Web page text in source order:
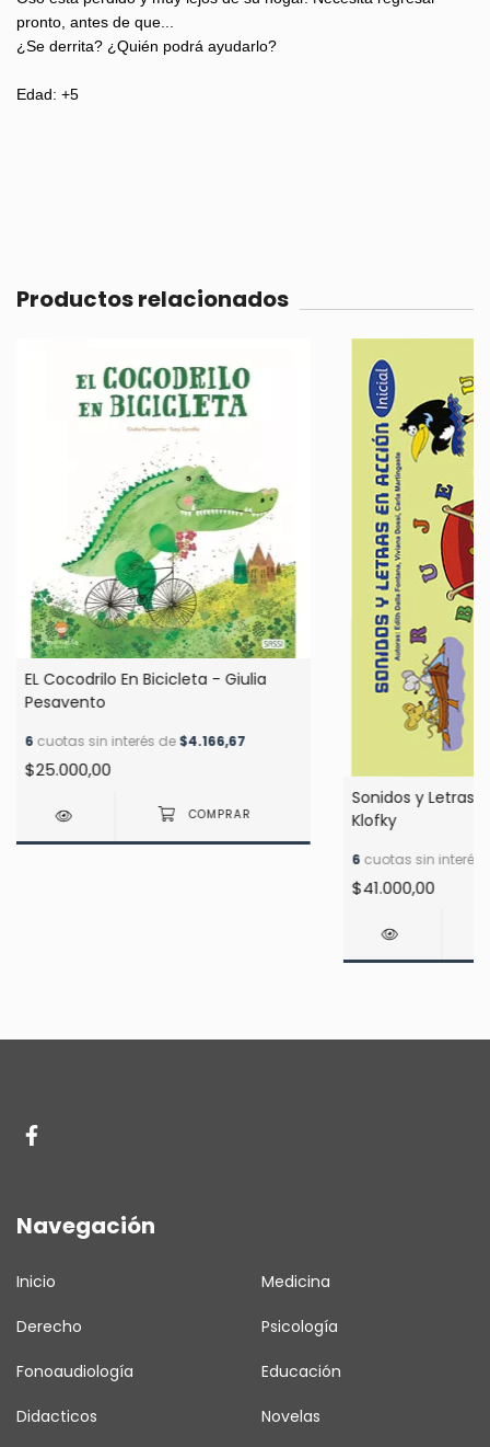
pronto, antes de que...
¿Se derrita? ¿Quién podrá ayudarlo?
Edad: +5
Productos relacionados
EL Cocodrilo En Bicicleta - Giulia
Pesavento
6 cuotas sin interés de$4.166,67
$25.000,00
Sonidos y Letras
Klofky
6 cuotas sin interés
$41.000,00
Navegación
Inicio Medicina
Derecho Psicología
Fonoaudiología Educación
Didacticos Novelas